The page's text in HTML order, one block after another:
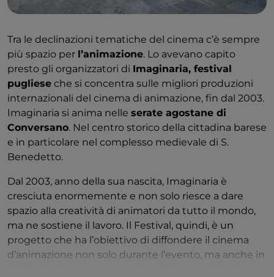
Tra le declinazioni tematiche del cinema c’è sempre
più spazio per l’animazione. Lo avevano capito
presto gli organizzatori di Imaginaria, festival
pugliese che si concentra sulle migliori produzioni
internazionali del cinema di animazione, fin dal 2003.
Imaginaria si anima nelle serate agostane di
Conversano. Nel centro storico della cittadina barese
e in particolare nel complesso medievale di S.
Benedetto.
Dal 2003, anno della sua nascita, Imaginaria è
cresciuta enormemente e non solo riesce a dare
spazio alla creatività di animatori da tutto il mondo,
ma ne sostiene il lavoro. Il Festival, quindi, è un
progetto che ha l’obiettivo di diffondere il cinema
d’animazione non solo durante l’evento, ma anche in